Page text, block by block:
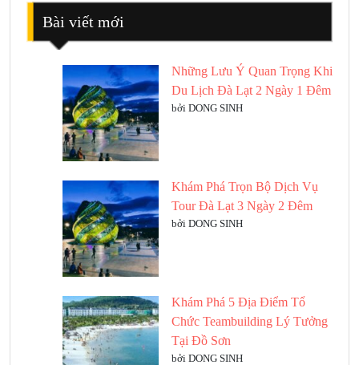
Bài viết mới
Những Lưu Ý Quan Trọng Khi
Du Lịch Đà Lạt 2 Ngày 1 Đêm
bởi DONG SINH
Khám Phá Trọn Bộ Dịch Vụ
Tour Đà Lạt 3 Ngày 2 Đêm
bởi DONG SINH
Khám Phá 5 Địa Điểm Tổ
Chức Teambuilding Lý Tưởng
Tại Đồ Sơn
bởi DONG SINH